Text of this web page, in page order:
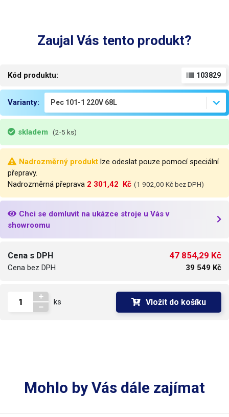
Kolečka NE
68L: 38x45x40cm (ŠxVxH)
Rozměry 71x67x52 (ŠxVxH)
Váha balení [kg]: 68 kg
Zaujal Vás tento produkt?
Kód produktu: 103829
Varianty:
skladem (2-5 ks)
Nadrozměrný produkt lze odeslat pouze pomocí speciální
přepravy.
Nadrozměrná přeprava 2 301,42  Kč (1 902,00 Kč bez DPH)
Chci se domluvit na ukázce stroje u Vás v
showroomu
Cena s DPH
Cena bez DPH
47 854,29 Kč
39 549 Kč
ks Vložit do košíku
Mohlo by Vás dále zajímat